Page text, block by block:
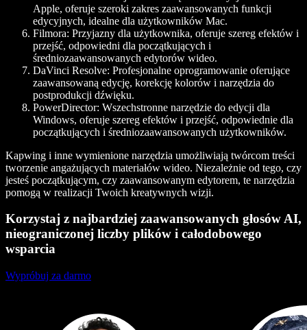
Apple, oferuje szeroki zakres zaawansowanych funkcji
edycyjnych, idealne dla użytkowników Mac.
Filmora: Przyjazny dla użytkownika, oferuje szereg efektów i
przejść, odpowiedni dla początkujących i
średniozaawansowanych edytorów wideo.
DaVinci Resolve: Profesjonalne oprogramowanie oferujące
zaawansowaną edycję, korekcję kolorów i narzędzia do
postprodukcji dźwięku.
PowerDirector: Wszechstronne narzędzie do edycji dla
Windows, oferuje szereg efektów i przejść, odpowiednie dla
początkujących i średniozaawansowanych użytkowników.
Kapwing i inne wymienione narzędzia umożliwiają twórcom treści
tworzenie angażujących materiałów wideo. Niezależnie od tego, czy
jesteś początkującym, czy zaawansowanym edytorem, te narzędzia
pomogą w realizacji Twoich kreatywnych wizji.
Korzystaj z najbardziej zaawansowanych głosów AI,
nieograniczonej liczby plików i całodobowego
wsparcia
Wypróbuj za darmo